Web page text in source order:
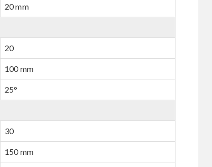
20 mm
20
100 mm
25°
30
150 mm